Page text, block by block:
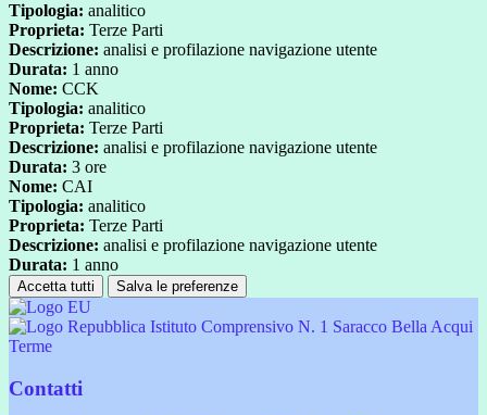
Tipologia: analitico
Proprieta: Terze Parti
Descrizione: analisi e profilazione navigazione utente
Durata: 1 anno
Nome: CCK
Tipologia: analitico
Proprieta: Terze Parti
Descrizione: analisi e profilazione navigazione utente
Durata: 3 ore
Nome: CAI
Tipologia: analitico
Proprieta: Terze Parti
Descrizione: analisi e profilazione navigazione utente
Durata: 1 anno
Accetta tutti Salva le preferenze
Istituto Comprensivo N. 1 Saracco Bella Acqui
Terme
Contatti